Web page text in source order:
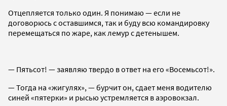
Отцепляется только один. Я понимаю — если не
договорюсь с оставшимся, так и буду всю командировку
перемещаться по жаре, как лемур с детенышем.
— Пятьсот! — заявляю твердо в ответ на его «Восемьсот!».
— Тогда на «жигулях», — бурчит он, сдает меня водителю
синей «пятерки» и рысью устремляется в аэровокзал.